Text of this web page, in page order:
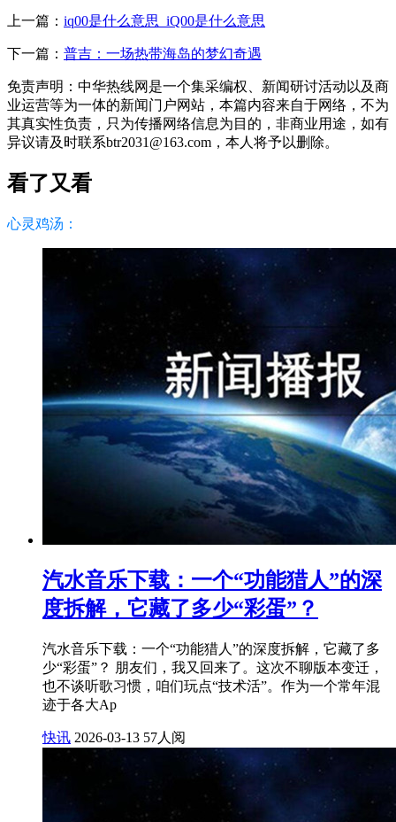
上一篇： iq00是什么意思_iQ00是什么意思
下一篇： 普吉：一场热带海岛的梦幻奇遇
免责声明：中华热线网是一个集采编权、新闻研讨活动以及商
业运营等为一体的新闻门户网站，本篇内容来自于网络，不为
其真实性负责，只为传播网络信息为目的，非商业用途，如有
异议请及时联系btr2031@163.com，本人将予以删除。
看了又看
心灵鸡汤：
汽水音乐下载：一个“功能猎人”的深
度拆解，它藏了多少“彩蛋”？
汽水音乐下载：一个“功能猎人”的深度拆解，它藏了多
少“彩蛋”？ 朋友们，我又回来了。这次不聊版本变迁，
也不谈听歌习惯，咱们玩点“技术活”。作为一个常年混
迹于各大Ap
快讯 2026-03-13 57人阅